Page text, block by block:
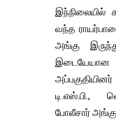
இந்நிலையில்
வந்த
அங்கு
டி.எஸ்.பி.,
போலீசார் அங்கு